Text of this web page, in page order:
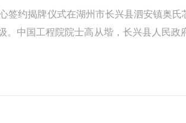
约揭牌仪式在湖州市长兴县泗安镇奥
中国工程院院士高从堦，长兴县人民
化学工程学院副院长林丽利、研究员计